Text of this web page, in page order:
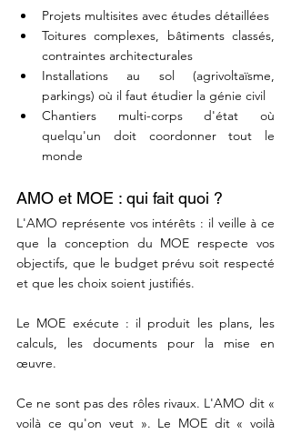
Projets multisites avec études détaillées
Toitures complexes, bâtiments classés,
contraintes architecturales
Installations au sol (agrivoltaïsme,
parkings) où il faut étudier la génie civil
Chantiers multi-corps d'état où
quelqu'un doit coordonner tout le
monde
AMO et MOE : qui fait quoi ?
L'AMO représente vos intérêts : il veille à ce
que la conception du MOE respecte vos
objectifs, que le budget prévu soit respecté
et que les choix soient justifiés.
Le MOE exécute : il produit les plans, les
calculs, les documents pour la mise en
œuvre.
Ce ne sont pas des rôles rivaux. L'AMO dit «
voilà ce qu'on veut ». Le MOE dit « voilà